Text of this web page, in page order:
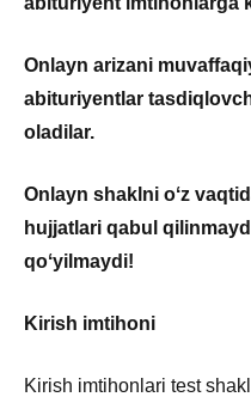
Onlayn arizani
abituriyentlar
oladilar.
Onlayn shaklni oʻz
hujjatlari qabul
qoʻyilmaydi!
Kirish imtihoni
Kirish imtihonlari test